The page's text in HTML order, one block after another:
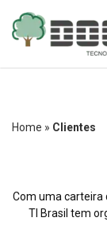
Home » Clientes
Com uma carteira
TI Brasil tem